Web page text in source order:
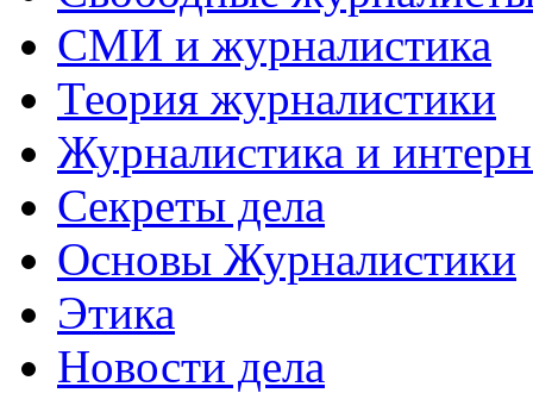
СМИ и журналистика
Теория журналистики
Журналистика и
Секреты дела
Основы Журналистики
Этика
Новости дела